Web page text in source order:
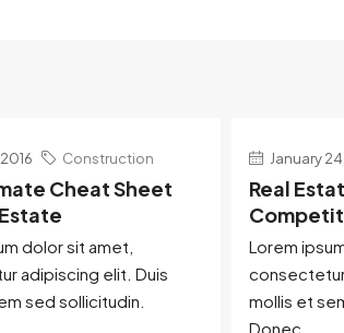
Construction
Cheat Sheet
dolor sit amet,
adipiscing elit. Duis
sed sollicitudin.
January
Real
Lorem
mollis et
Donec...